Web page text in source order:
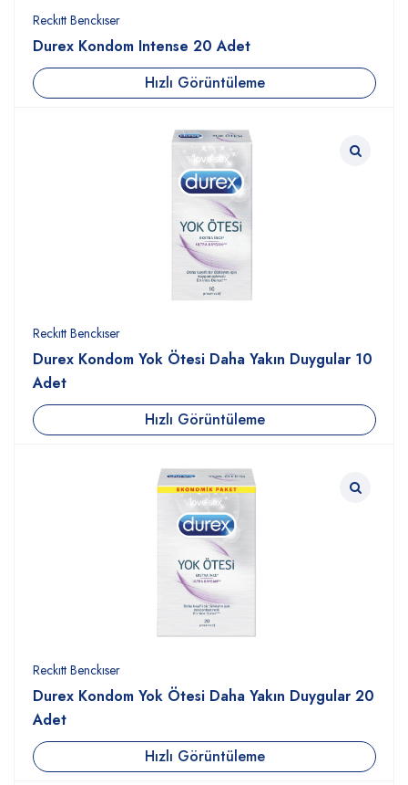
Reckıtt Benckıser
Durex Kondom Intense 20 Adet
Hızlı Görüntüleme
Reckıtt Benckıser
Durex Kondom Yok Ötesi Daha Yakın Duygular 10
Adet
Hızlı Görüntüleme
Reckıtt Benckıser
Durex Kondom Yok Ötesi Daha Yakın Duygular 20
Adet
Hızlı Görüntüleme